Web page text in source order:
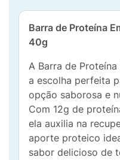
Barra de Proteína
40g
A Barra de
a escolha perfeita
opção saborosa e
Com 12g de
ela auxilia na
aporte proteico
sabor delicioso de